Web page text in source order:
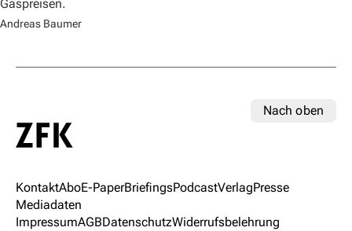
Gaspreisen.
Andreas Baumer
Nach oben
KontaktAboE-PaperBriefingsPodcastVerlagPresse
Mediadaten
ImpressumAGBDatenschutzWiderrufsbelehrung